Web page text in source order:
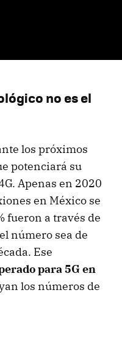
no es el
los próximos
potenciará su
Apenas en 2020
en México se
fueron a través de
número sea de
Ese
para 5G en
los números de